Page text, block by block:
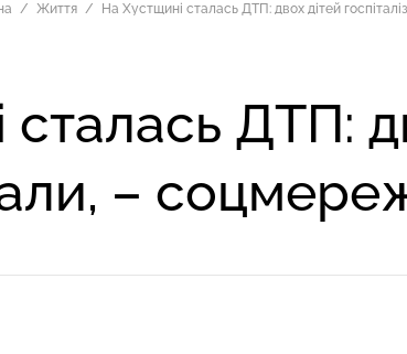
Життя На Хустщині сталась ДТП: двох дітей
ДТП:
–